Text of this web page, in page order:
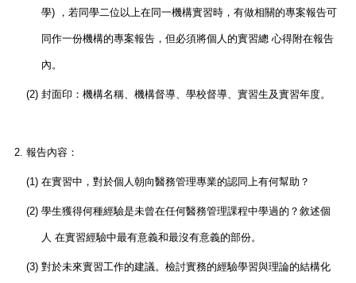
學) ，若同學二位以上在同一機構實習時，有做相關的專案報告可
同作一份機構的專案報告，但必須將個人的實習總 心得附在報告
內。
(2) 封面印：機構名稱、機構督導、學校督導、實習生及實習年度。
2. 報告內容：
(1) 在實習中，對於個人朝向醫務管理專業的認同上有何幫助？
(2) 學生獲得何種經驗是未曾在任何醫務管理課程中學過的？敘述個
人 在實習經驗中最有意義和最沒有意義的部份。
(3) 對於未來實習工作的建議。檢討實務的經驗學習與理論的結構化